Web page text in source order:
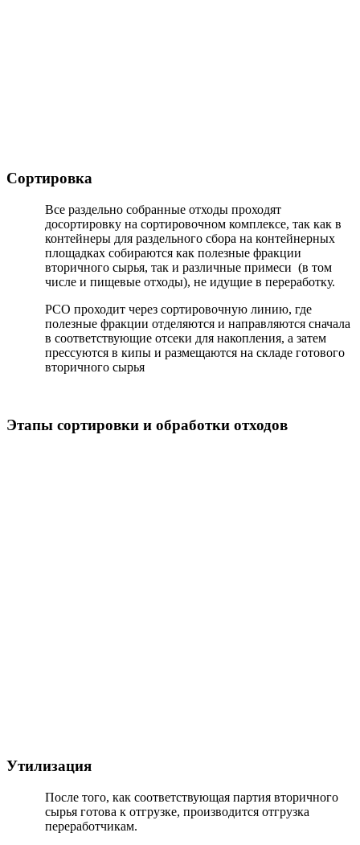
Сортировка
Все раздельно собранные отходы проходят
досортировку на сортировочном комплексе, так как в
контейнеры для раздельного сбора на контейнерных
площадках собираются как полезные фракции
вторичного сырья, так и различные примеси (в том
числе и пищевые отходы), не идущие в переработку.
РСО проходит через сортировочную линию, где
полезные фракции отделяются и направляются сначала
в соответствующие отсеки для накопления, а затем
прессуются в кипы и размещаются на складе готового
вторичного сырья
Этапы сортировки и обработки отходов
Утилизация
После того, как соответствующая партия вторичного
сырья готова к отгрузке, производится отгрузка
переработчикам.